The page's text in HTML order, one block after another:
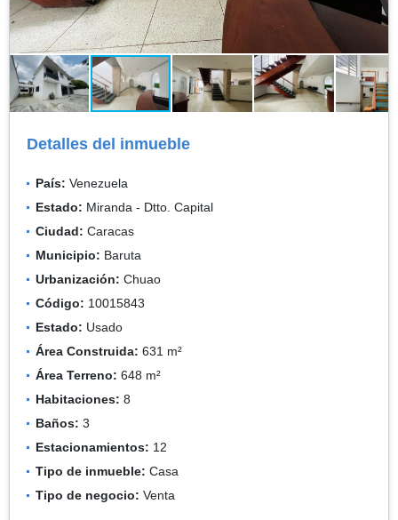
Detalles del inmueble
País: Venezuela
Estado: Miranda - Dtto. Capital
Ciudad: Caracas
Municipio: Baruta
Urbanización: Chuao
Código: 10015843
Estado: Usado
Área Construida: 631 m²
Área Terreno: 648 m²
Habitaciones: 8
Baños: 3
Estacionamientos: 12
Tipo de inmueble: Casa
Tipo de negocio: Venta